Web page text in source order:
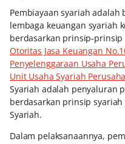
Pembiayaan syariah
lembaga keuangan syariah
berdasarkan prinsip-prinsip
Otoritas Jasa Keuangan
Penyelenggaraan Usaha
Unit Usaha Syariah
Syariah adalah penyaluran
berdasarkan prinsip
Syariah.
Dalam pelaksanaannya,